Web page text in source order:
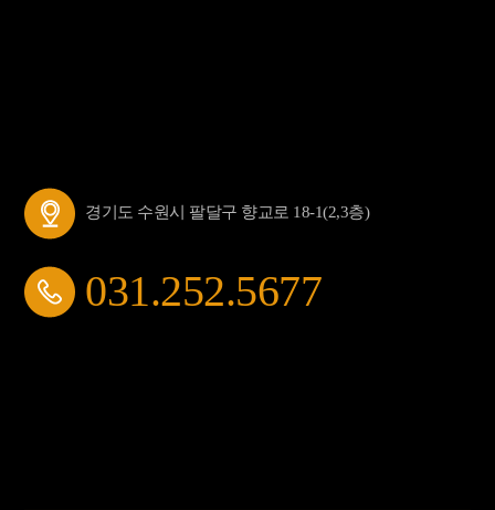
경기도 수원시 팔달구 향교로 18-1(2,3층)
031.252.5677